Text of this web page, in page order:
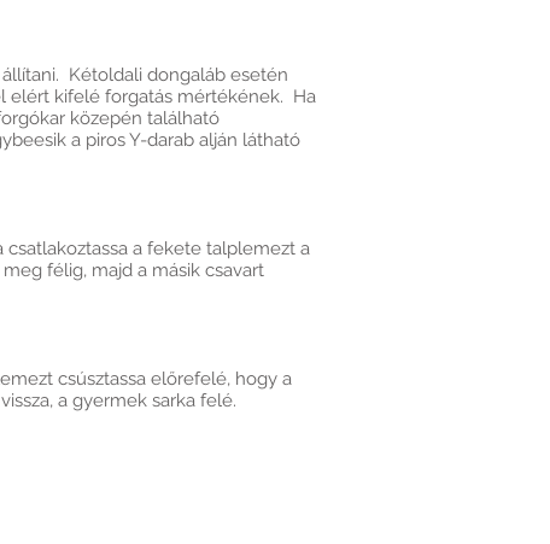
Kétoldali dongaláb esetén
elért kifelé forgatás mértékének. Ha
közepén található
a piros Y-darab alján látható
a fekete talplemezt a
félig, majd a másik csavart
csúsztassa előrefelé, hogy a
a gyermek sarka felé.